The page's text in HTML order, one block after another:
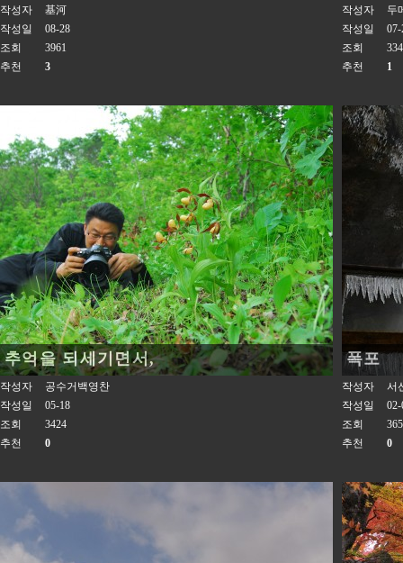
작성자
基河
작성일
08-28
조회
3961
추천
3
작성자
두
작성일
07-
조회
추천
1
추억을 되세기면서,
작성자
공수거백영찬
작성일
05-18
조회
3424
추천
0
폭포
작성자
서
작성일
02-
조회
추천
0